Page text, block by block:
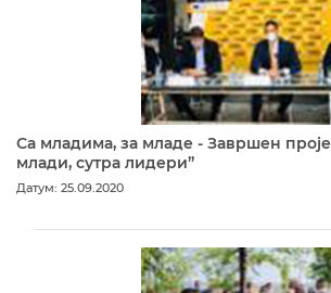
Са младима, за младе - Завршен
млади, сутра лидери”
Датум: 25.09.2020